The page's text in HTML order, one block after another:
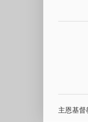
主恩基督